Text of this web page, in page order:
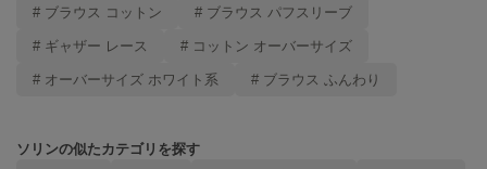
ヌル
オン
# ブラウス コットン # ブラウス パフスリーブ
# ギャザー レース # コットン オーバーサイズ
# オーバーサイズ ホワイト系 # ブラウス ふんわり
ソリンの似たカテゴリを探す